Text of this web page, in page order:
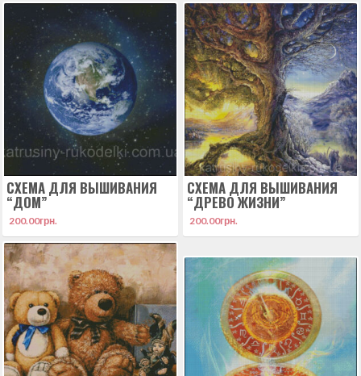
СХЕМА ДЛЯ ВЫШИВАНИЯ
“ДОМ”
200.00грн.
СХЕМА ДЛЯ ВЫШИВАНИЯ
“ДРЕВО ЖИЗНИ”
200.00грн.